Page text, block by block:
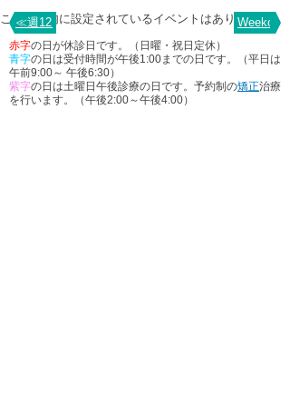
≪週12月8
この期間内に設定されているイベントはありません
赤字の日が休診日です。（日曜・祝日定休）
青字の日は受付時間が午後1:00までの日です。（平日は
午前9:00～ 午後6:30）
紫字の日は土曜日午後診療の日です。予約制の矯正治療
を行います。（午後2:00～午後4:00）